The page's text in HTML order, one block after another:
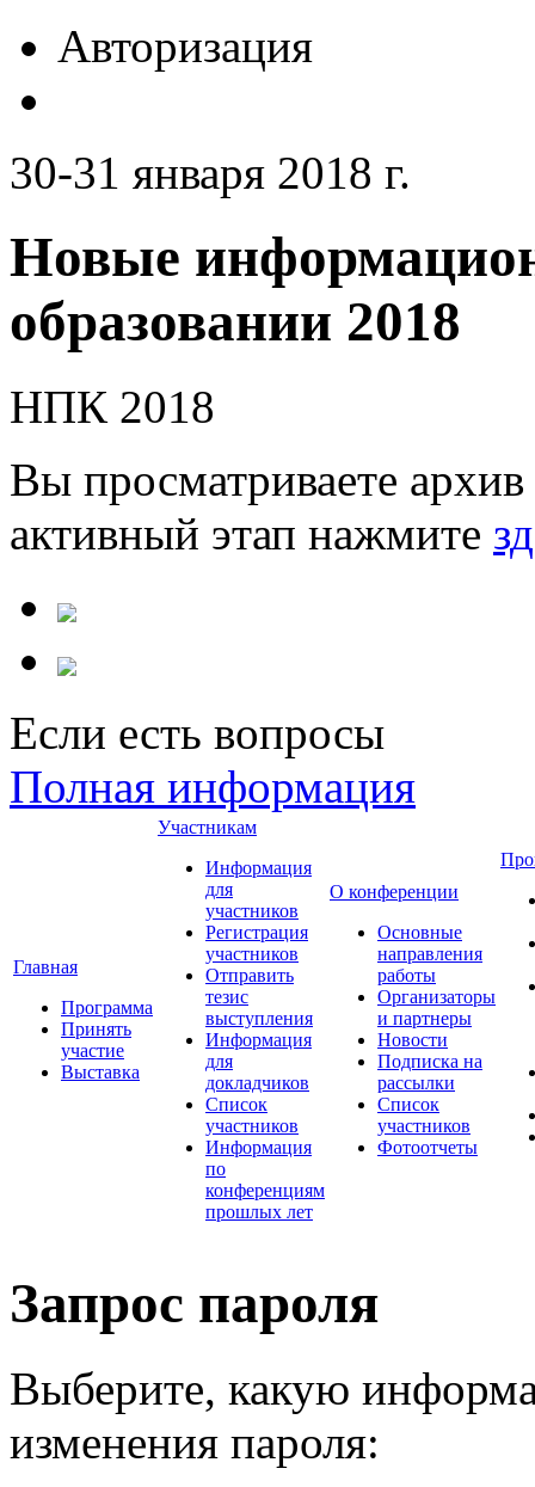
Авторизация
30-31 января 2018 г.
Новые
образовании 2018
НПК 2018
Вы просматриваете
активный этап нажмите
Если есть вопросы
Полная информация
Главная
Программа
Принять
участие
Выставка
Участникам
Информация
для
участников
Регистрация
участников
Отправить
тезис
выступления
Информация
для
докладчиков
Список
участников
Информация
по
конференциям
прошлых лет
О конференции
Основные
направления
работы
Организаторы
и партнеры
Новости
Подписка на
рассылки
Список
участников
Фотоотчеты
Запрос пароля
Выберите, какую
изменения пароля: